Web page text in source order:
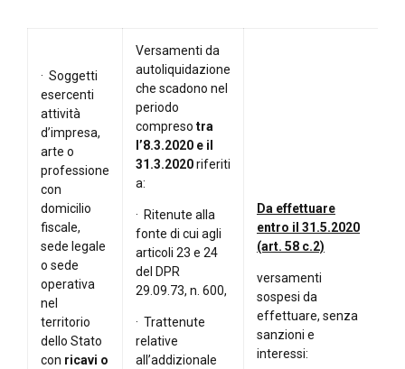
· Soggetti
esercenti
attività
d’impresa,
arte o
professione
con
domicilio
fiscale,
sede legale
o sede
operativa
nel
territorio
dello Stato
con ricavi o
Versamenti da
autoliquidazione
che scadono nel
periodo
compreso tra
l’8.3.2020 e il
31.3.2020riferiti
a:
· Ritenute alla
fonte di cui agli
articoli 23 e 24
del DPR
29.09.73, n. 600,
· Trattenute
relative
all’addizionale
Da effettuare
entro il 31.5.2020
(art. 58 c.2)
versamenti
sospesi da
effettuare, senza
sanzioni e
interessi: